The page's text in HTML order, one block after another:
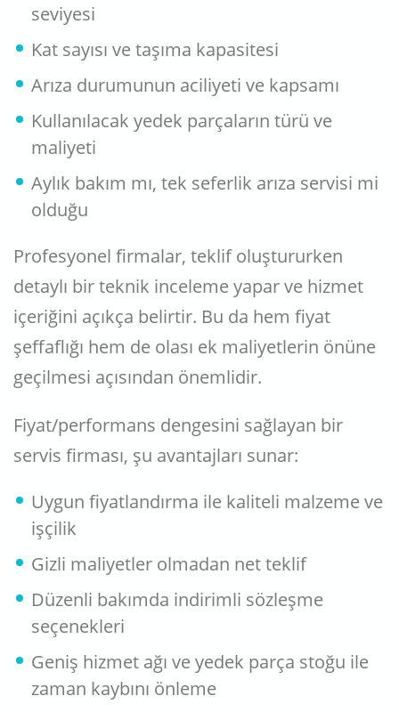
seviyesi
Kat sayısı ve taşıma kapasitesi
Arıza durumunun aciliyeti ve kapsamı
Kullanılacak yedek parçaların türü ve
maliyeti
Aylık bakım mı, tek seferlik arıza servisi mi
olduğu
Profesyonel firmalar, teklif oluştururken
detaylı bir teknik inceleme yapar ve hizmet
içeriğini açıkça belirtir. Bu da hem fiyat
şeffaflığı hem de olası ek maliyetlerin önüne
geçilmesi açısından önemlidir.
Fiyat/performans dengesini sağlayan bir
servis firması, şu avantajları sunar:
Uygun fiyatlandırma ile kaliteli malzeme ve
işçilik
Gizli maliyetler olmadan net teklif
Düzenli bakımda indirimli sözleşme
seçenekleri
Geniş hizmet ağı ve yedek parça stoğu ile
zaman kaybını önleme